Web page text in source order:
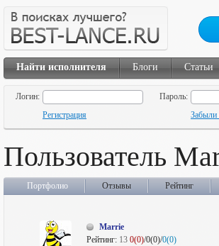
Найти исполнителя Блоги Статьи
Логин:
Пароль:
Регистрация
Забыли
Пользователь
Портфолио Отзывы Рейтинг
Marrie
Рейтинг: 13 0(0)/0(0)/0(0)